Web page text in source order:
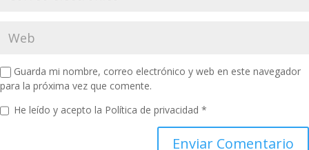
Guarda mi nombre, correo electrónico y web en este navegador
para la próxima vez que comente.
He leído y acepto la Política de privacidad *